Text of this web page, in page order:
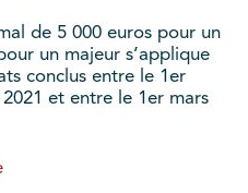
de 5 000 euros pour un
un majeur s’applique
conclus entre le 1er
et entre le 1er mars